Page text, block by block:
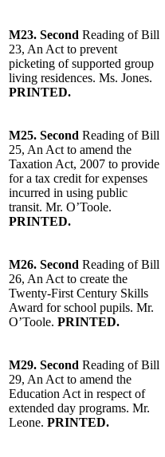
M23. Second Reading of Bill
23, An Act to prevent
picketing of supported group
living residences. Ms. Jones.
PRINTED.
M25. Second Reading of Bill
25, An Act to amend the
Taxation Act, 2007 to provide
for a tax credit for expenses
incurred in using public
transit. Mr. O’Toole.
PRINTED.
M26. Second Reading of Bill
26, An Act to create the
Twenty-First Century Skills
Award for school pupils. Mr.
O’Toole. PRINTED.
M29. Second Reading of Bill
29, An Act to amend the
Education Act in respect of
extended day programs. Mr.
Leone. PRINTED.